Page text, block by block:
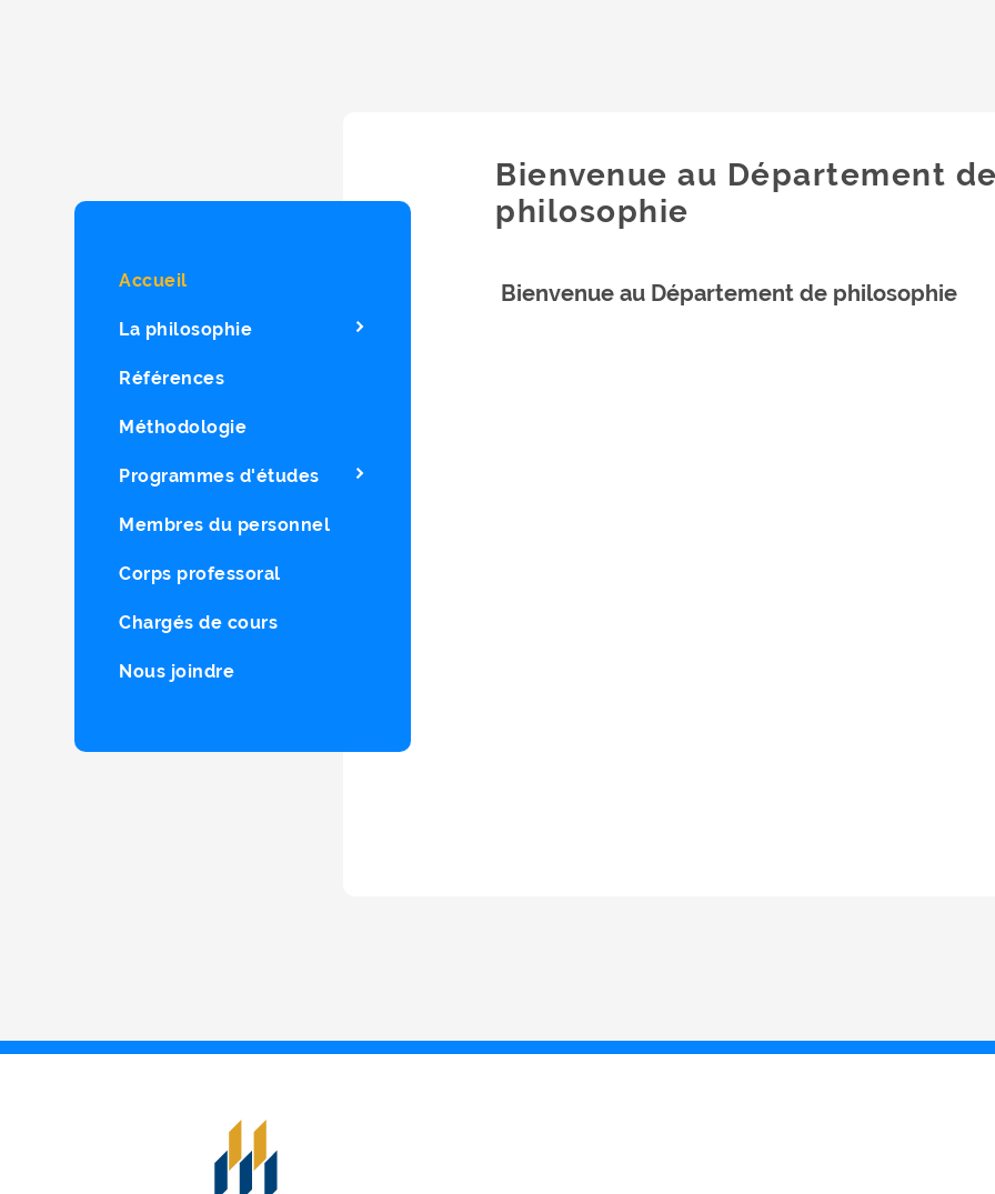
Accueil
La philosophie
Références
Méthodologie
Programmes d'études
Membres du personnel
Corps professoral
Chargés de cours
Nous joindre
Bienvenue au Département
philosophie
Bienvenue au Département de philosophie